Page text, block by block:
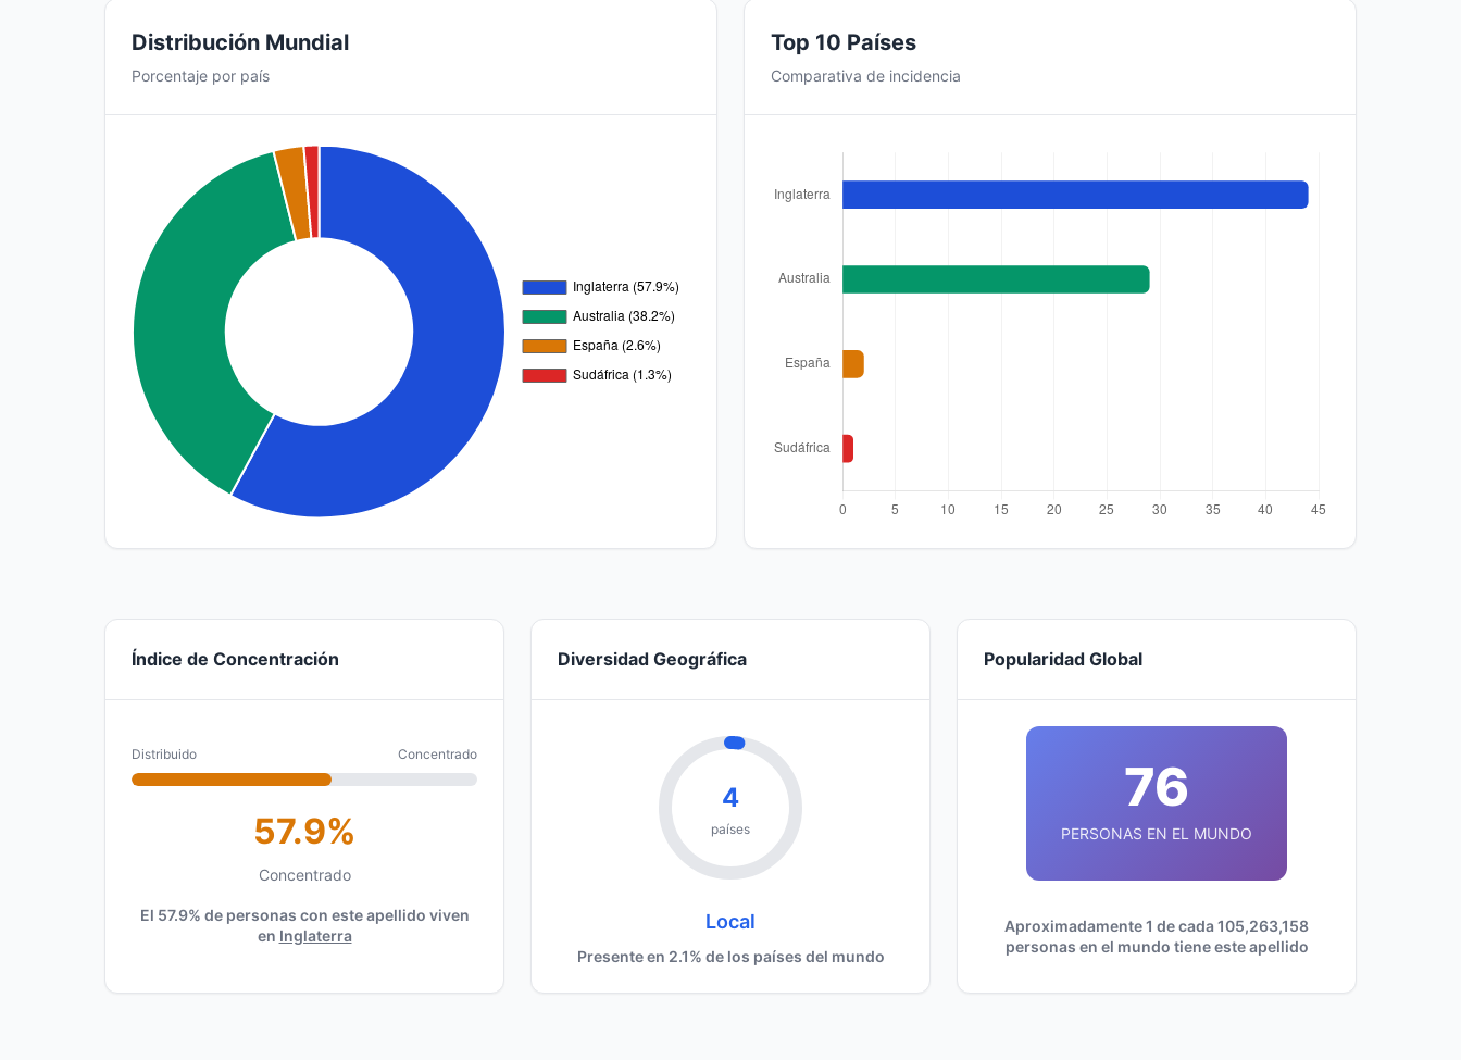
Distribución Mundial
Porcentaje por país
Top 10 Países
Comparativa de incidencia
Índice de Concentración
Distribuido Concentrado
57.9%
Concentrado
El 57.9% de personas con este apellido viven
en Inglaterra
Diversidad Geográfica
4
países
Local
Presente en 2.1% de los países del mundo
Popularidad Global
76
PERSONAS EN EL MUNDO
Aproximadamente 1 de cada 105,263,158
personas en el mundo tiene este apellido